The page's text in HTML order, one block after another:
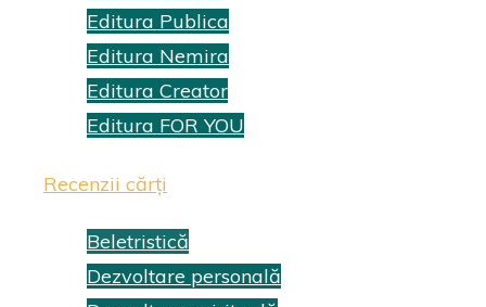
Editura Publica
Editura Nemira
Editura Creator
Editura FOR YOU
Recenzii cărți
Beletristică
Dezvoltare personală